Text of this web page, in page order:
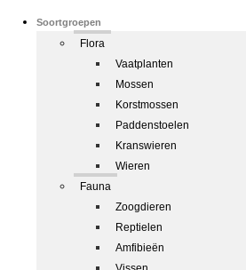
Soortgroepen
Flora
Vaatplanten
Mossen
Korstmossen
Paddenstoelen
Kranswieren
Wieren
Fauna
Zoogdieren
Reptielen
Amfibieën